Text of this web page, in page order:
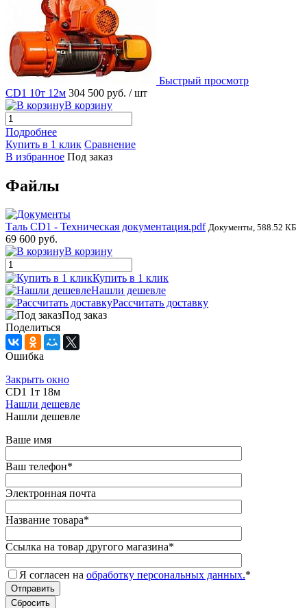
Быстрый просмотр
CD1 10т 12м 304 500 руб. / шт
В корзину
Подробнее
Купить в 1 клик Сравнение
В избранное Под заказ
Файлы
Таль CD1 - Техническая документация.pdf Документы, 588.52 КБ
69 600 руб.
В корзину
Купить в 1 клик
Нашли дешевле
Рассчитать доставку
Под заказ
Поделиться
Ошибка
Закрыть окно
CD1 1т 18м
Нашли дешевле
Нашли дешевле
Ваше имя
Ваш телефон*
Электронная почта
Название товара*
Ссылка на товар другого магазина*
Я согласен на обработку персональных данных.*